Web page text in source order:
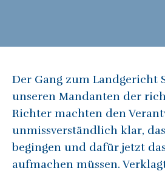
Der Gang zum Landgericht
unseren Mandanten der
Richter machten den
unmissverständlich klar,
begingen und dafür jetzt
aufmachen müssen.